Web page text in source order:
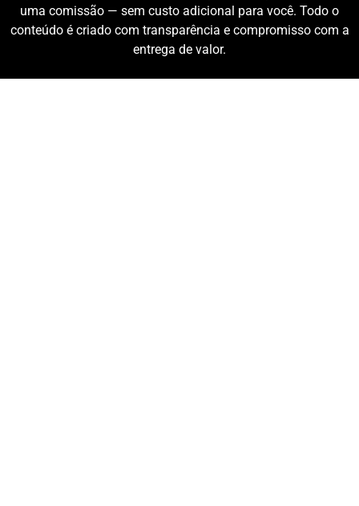
uma comissão — sem custo adicional para você. Todo o
conteúdo é criado com transparência e compromisso com a
entrega de valor.